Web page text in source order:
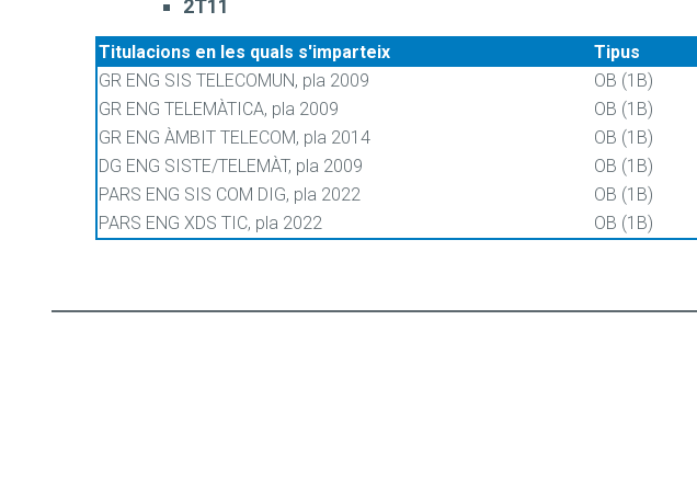
2T11
Titulacions en les quals s'imparteix
Tipus
GR ENG SIS TELECOMUN, pla 2009
OB (1B)
GR ENG TELEMÀTICA, pla 2009
OB (1B)
GR ENG ÀMBIT TELECOM, pla 2014
OB (1B)
DG ENG SISTE/TELEMÀT, pla 2009
OB (1B)
PARS ENG SIS COM DIG, pla 2022
OB (1B)
PARS ENG XDS TIC, pla 2022
OB (1B)